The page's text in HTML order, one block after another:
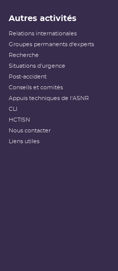
Autres activités
Relations internationales
Groupes permanents d'experts
Recherche
Situations d'urgence
Post-accident
Conseils et comités
Appuis techniques de l'ASNR
CLI
HCTISN
Nous contacter
Liens utiles